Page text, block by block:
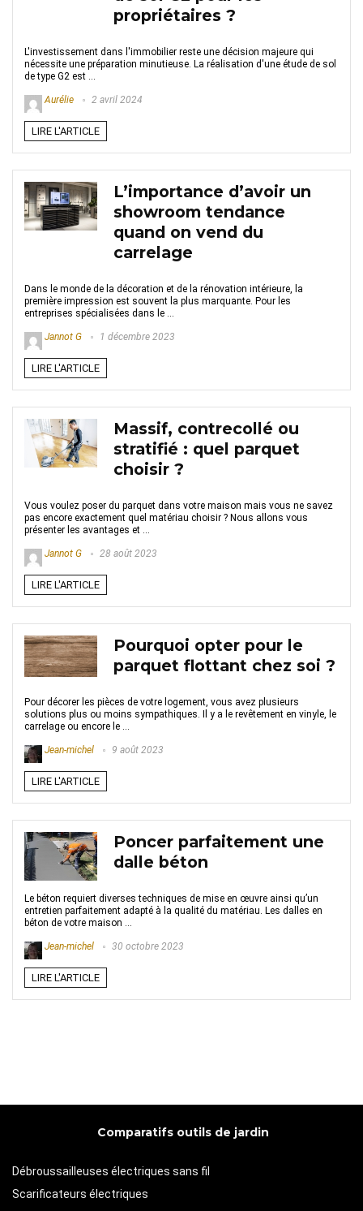
propriétaires ?
L'investissement dans l'immobilier reste une décision majeure qui
nécessite une préparation minutieuse. La réalisation d'une étude de sol
de type G2 est ...
Aurélie 2 avril 2024
LIRE L'ARTICLE
L’importance d’avoir un
showroom tendance
quand on vend du
carrelage
Dans le monde de la décoration et de la rénovation intérieure, la
première impression est souvent la plus marquante. Pour les
entreprises spécialisées dans le ...
Jannot G 1 décembre 2023
LIRE L'ARTICLE
Massif, contrecollé ou
stratifié : quel parquet
choisir ?
Vous voulez poser du parquet dans votre maison mais vous ne savez
pas encore exactement quel matériau choisir ? Nous allons vous
présenter les avantages et ...
Jannot G 28 août 2023
LIRE L'ARTICLE
Pourquoi opter pour le
parquet flottant chez soi ?
Pour décorer les pièces de votre logement, vous avez plusieurs
solutions plus ou moins sympathiques. Il y a le revêtement en vinyle, le
carrelage ou encore le ...
Jean-michel 9 août 2023
LIRE L'ARTICLE
Poncer parfaitement une
dalle béton
Le béton requiert diverses techniques de mise en œuvre ainsi qu’un
entretien parfaitement adapté à la qualité du matériau. Les dalles en
béton de votre maison ...
Jean-michel 30 octobre 2023
LIRE L'ARTICLE
Comparatifs outils de jardin
Débroussailleuses électriques sans fil
Scarificateurs électriques